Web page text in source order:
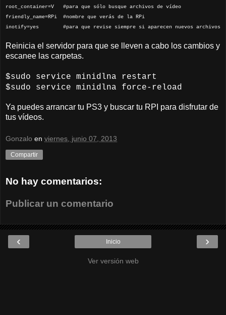
root_container=V #para que sólo busque archivos de vídeo
friendly_name=RPi #nombre que verás de la RPi
inotify=yes #para que revise siempre si aparecen nuevos archivos
Reinicia el servidor para que se lleven a cabo los cambios y
escanee las carpetas.
$sudo service minidlna restart
$sudo service minidlna force-reload
Ya puedes arrancar tu PS3 y buscar tu RPI para disfrutar de
tus vídeos.
Gonzalo en viernes, junio 07, 2013
Compartir
No hay comentarios:
Publicar un comentario
‹ ›
Inicio
Ver versión web